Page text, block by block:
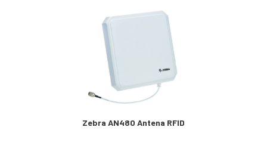
Zebra AN480 Antena RFID